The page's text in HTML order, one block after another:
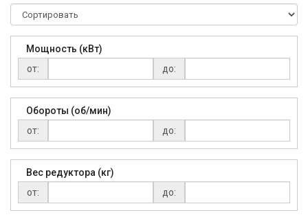
Мощность (кВт)
от:
до:
Обороты (об/мин)
от:
до:
Вес редуктора (кг)
от:
до: